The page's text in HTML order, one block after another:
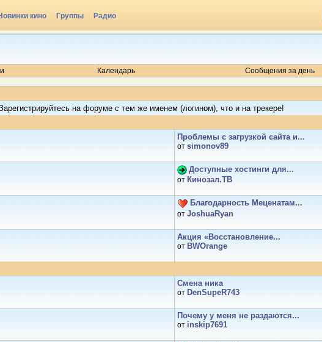
кино Группы Радио
Календарь Сообщения за день
на форуме с тем же именем (логином), что и на трекере!
Проблемы с загрузкой сайта и...
от simonov89
Доступные хостинги для...
от Кинозал.ТВ
Благодарность Меценатам...
от JoshuaRyan
Акция «Восстановление...
от BWOrange
Смена ника
от DenSupeR743
Почему у меня не раздаются...
от inskip7691